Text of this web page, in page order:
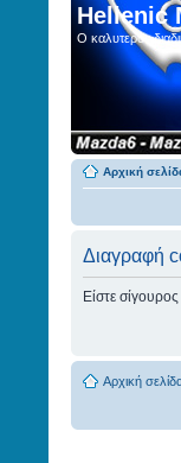
Hellenic
Ο καλυτερος
Αρχική
Διαγραφή
Είστε
Αρχική